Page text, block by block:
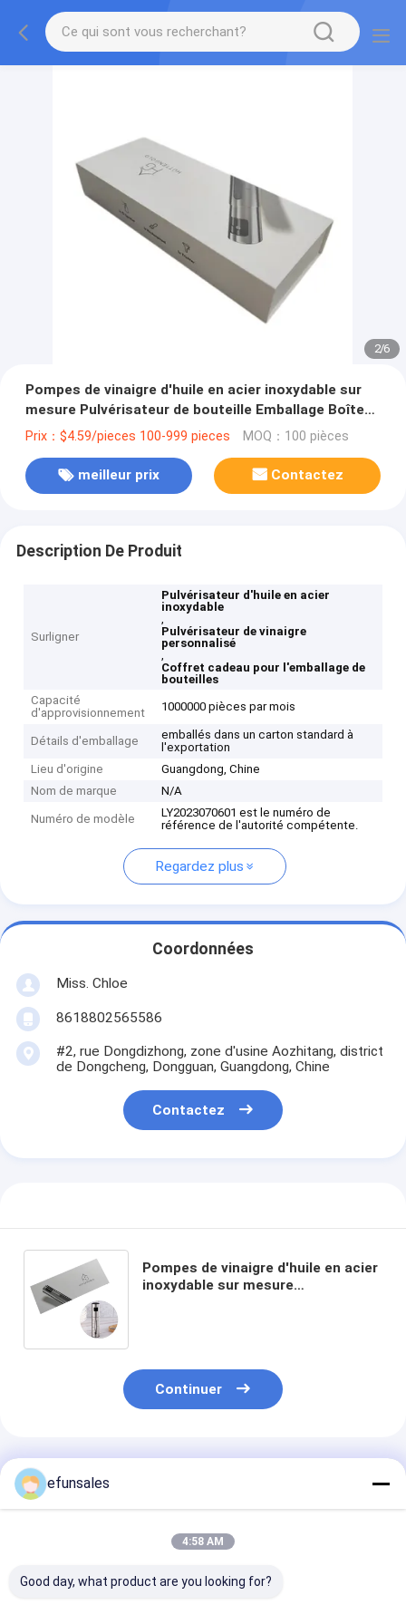
2/6
Pompes de vinaigre d'huile en acier inoxydable sur
mesure Pulvérisateur de bouteille Emballage Boîtes
cadeau pour bouteilles
Prix：$4.59/pieces 100-999 pieces MOQ：100 pièces
meilleur prix Contactez
Description De Produit
Surligner
Pulvérisateur d'huile en acier
inoxydable
,
Pulvérisateur de vinaigre
personnalisé
,
Coffret cadeau pour l'emballage de
bouteilles
Capacité
d'approvisionnement
1000000 pièces par mois
Détails d'emballage
emballés dans un carton standard à
l'exportation
Lieu d'origine
Guangdong, Chine
Nom de marque
N/A
Numéro de modèle
LY2023070601 est le numéro de
référence de l'autorité compétente.
Regardez plus
Coordonnées
Miss. Chloe
8618802565586
#2, rue Dongdizhong, zone d'usine Aozhitang, district
de Dongcheng, Dongguan, Guangdong, Chine
Contactez
Pompes de vinaigre d'huile en acier
inoxydable sur mesure
Continuer
Produits Recommandés
efunsales
4:58 AM
Good day, what product are you looking for?